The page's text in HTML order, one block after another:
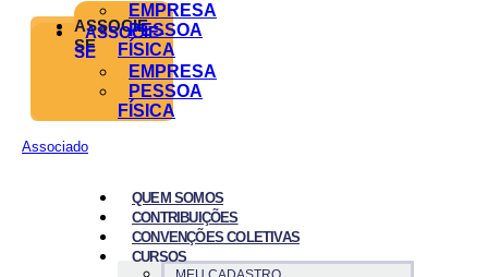
ASSOCIE-
SE
EMPRESA
PESSOA
FÍSICA
ASSOCIE-
SE
EMPRESA
PESSOA
FÍSICA
Associado
QUEM SOMOS
CONTRIBUIÇÕES
CONVENÇÕES COLETIVAS
CURSOS